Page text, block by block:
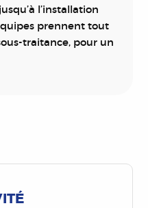
l’installation
prennent tout
traitance, pour un